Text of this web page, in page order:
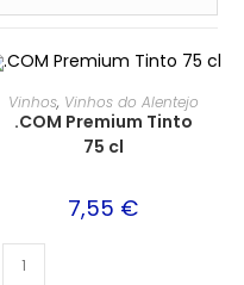
Vinhos, Vinhos do Alentejo
.COM Premium Tinto
75 cl
7,55 €